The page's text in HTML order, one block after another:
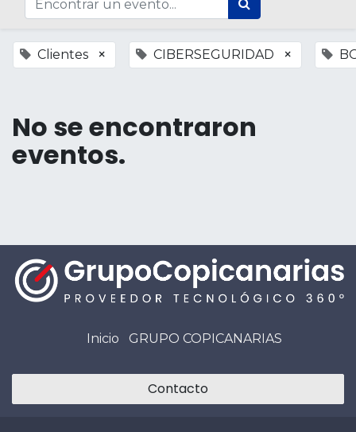
Clientes × CIBERSEGURIDAD ×
No se encontraron
eventos.
Inicio GRUPO COPICANARIAS
Contacto